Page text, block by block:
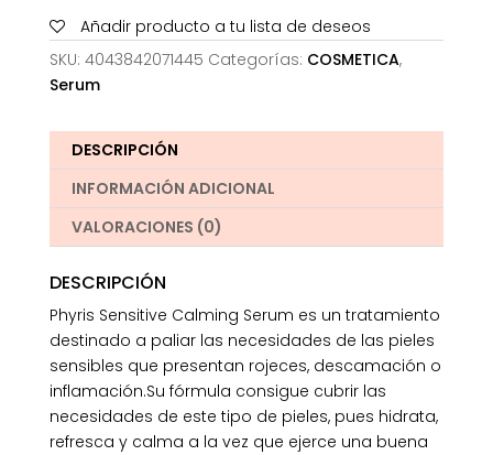
Añadir producto a tu lista de deseos
SKU: 4043842071445 Categorías: COSMETICA,
Serum
DESCRIPCIÓN
INFORMACIÓN ADICIONAL
VALORACIONES (0)
DESCRIPCIÓN
Phyris Sensitive Calming Serum es un tratamiento
destinado a paliar las necesidades de las pieles
sensibles que presentan rojeces, descamación o
inflamación.Su fórmula consigue cubrir las
necesidades de este tipo de pieles, pues hidrata,
refresca y calma a la vez que ejerce una buena